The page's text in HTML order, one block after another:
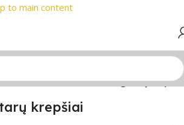
to main content
📦 Nemokamas
/Gitaros dėklas/Klasikiniai gitarų krepšiai
krepšiai